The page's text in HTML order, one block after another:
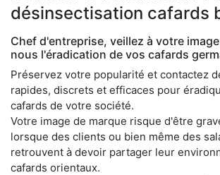
désinsectisation cafards
Chef d'entreprise, veillez à votre
nous l'éradication de vos cafards
Préservez votre popularité et contactez
rapides, discrets et efficaces pour
cafards de votre société.
Votre image de marque risque d'être
lorsque des clients ou bien même des
retrouvent à devoir partager leur
cafards orientaux.